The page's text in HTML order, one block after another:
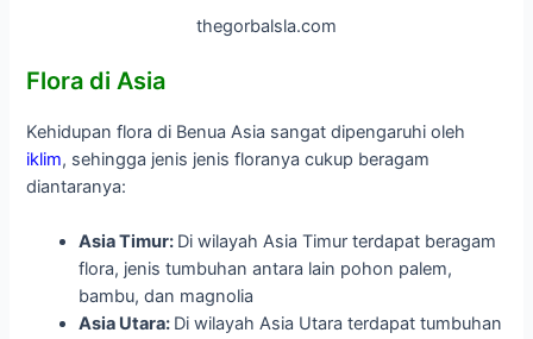
thegorbalsla.com
Flora di Asia
Kehidupan flora di Benua Asia sangat dipengaruhi oleh
iklim, sehingga jenis jenis floranya cukup beragam
diantaranya:
Asia Timur: Di wilayah Asia Timur terdapat beragam
flora, jenis tumbuhan antara lain pohon palem,
bambu, dan magnolia
Asia Utara: Di wilayah Asia Utara terdapat tumbuhan